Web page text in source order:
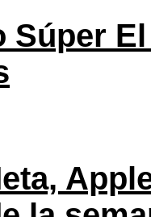
Súper